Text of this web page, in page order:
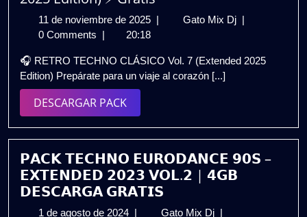
11 de noviembre de 2025 11
de
2025
Gato Mix Dj RETRO
Vol.
Edition)
⚡
Gratis
0 Comments
20:18
🎧 RETRO TECHNO CLÁSICO Vol. 7 (Extended 2025
Edition) Prepárate para un viaje al corazón [...]
DESCARGAR PACKDESCARGAR
PACK
𝗣𝗔𝗖𝗞 𝗧𝗘𝗖𝗛𝗡𝗢 𝗘𝗨𝗥𝗢𝗗𝗔𝗡𝗖𝗘 𝟵𝟬𝗦 –
𝗘𝗫𝗧𝗘𝗡𝗗𝗘𝗗 𝟮𝟬𝟮𝟯 𝗩𝗢𝗟.𝟮 | 𝟰𝗚𝗕
𝗗𝗘𝗦𝗖𝗔𝗥𝗚𝗔 𝗚𝗥𝗔𝗧𝗜𝗦
1 de agosto de 2024 1
Gato Mix Dj 𝗣𝗔𝗖𝗞